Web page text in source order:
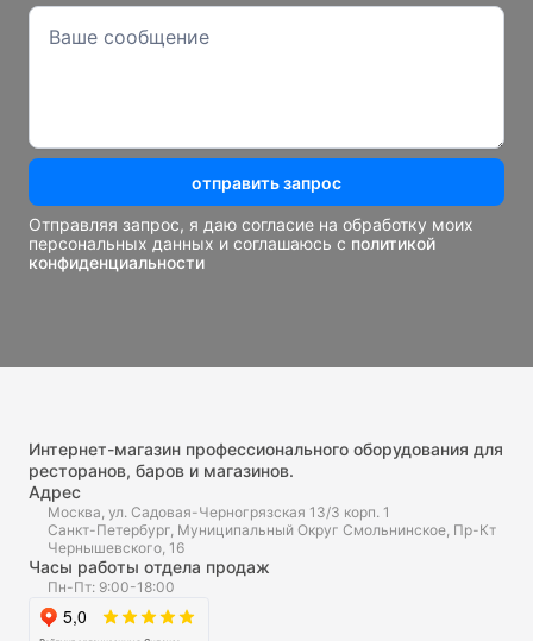
отправить запрос
Отправляя запрос, я даю согласие на обработку моих
персональных данных и соглашаюсь с политикой
конфиденциальности
Интернет-магазин профессионального оборудования для
ресторанов, баров и магазинов.
Адрес
Москва, ул. Садовая-Черногрязская 13/3 корп. 1
Санкт-Петербург, Муниципальный Округ Смольнинское, Пр-Кт
Чернышевского, 16
Часы работы отдела продаж
Пн-Пт: 9:00-18:00